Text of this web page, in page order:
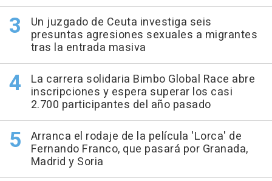
Un juzgado de Ceuta investiga seis
presuntas agresiones sexuales a migrantes
tras la entrada masiva
La carrera solidaria Bimbo Global Race abre
inscripciones y espera superar los casi
2.700 participantes del año pasado
Arranca el rodaje de la película 'Lorca' de
Fernando Franco, que pasará por Granada,
Madrid y Soria